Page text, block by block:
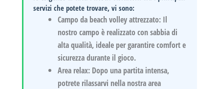
servizi che potete trovare, vi sono:
Campo da beach volley attrezzato: Il
nostro campo è realizzato con sabbia di
alta qualità, ideale per garantire comfort e
sicurezza durante il gioco.
Area relax: Dopo una partita intensa,
potrete rilassarvi nella nostra area